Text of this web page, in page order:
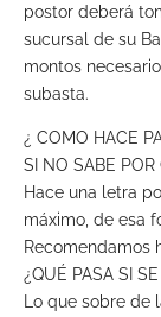
postor deberá
sucursal de su
montos
subasta.
¿ COMO HACE
SI NO SABE
Hace una letra
máximo, de esa
Recomendamos
¿QUÉ PASA SI
Lo que sobre